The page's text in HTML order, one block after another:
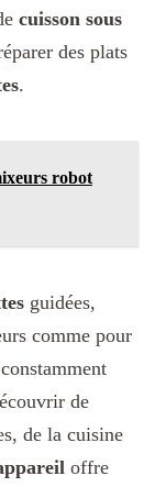
cuisson sous
des plats
.
robot
guidées,
comme pour
de
de la cuisine
offre